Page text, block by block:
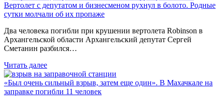
Вертолет с депутатом и бизнесменом рухнул в болото. Родные
сутки молчали об их пропаже
Два человека погибли при крушении вертолета Robinson в
Архангельской области Архангельский депутат Сергей
Сметанин разбился…
Читать далее
«Был очень сильный взрыв, затем еще один». В Махачкале на
заправке погибли 11 человек